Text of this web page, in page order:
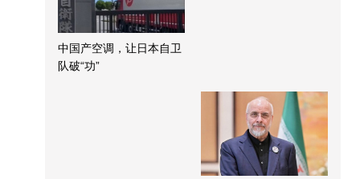
中国产空调，让日本自卫
队破“功”